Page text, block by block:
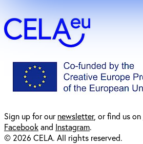
Sign up for ournewsletter, or find us on
Facebookand Instagram.
© 2026 CELA. All rights reserved.